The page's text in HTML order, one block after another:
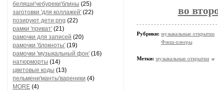
беляши'чебуреки'блины (25)
заготовки 'для коллажей' (22)
позируют дети png (22)
рамки 'приват' (21)
рамочки для записей (20)
рамочки 'блокноты' (19)
рамочки 'музыкальный фон' (16)
натюрморты (14)
цветовые коды (13)
пельмени'манты'вареники (4)
MORE (4)
во
Рубрики: музыкальные открытки
Флеш-плееры
Метки: музыкальные открытки